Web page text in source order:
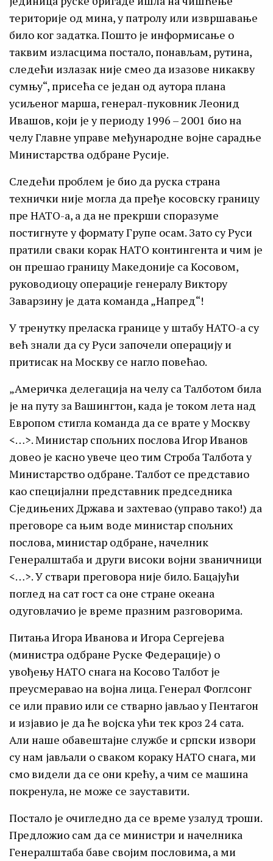
територије од мина, у патролу или извршавање
било ког задатка. Пошто је информисање о
таквим изласцима постало, понављам, рутина,
следећи излазак није смео да изазове никакву
сумњу“, присећа се један од аутора плана
усиљеног марша, генерал-пуковник Леонид
Ивашов, који је у периоду 1996 – 2001 био на
челу Главне управе међународне војне сарадње
Министарства одбране Русије.
Следећи проблем је био да руска страна
технички није могла да пређе косовску границу
пре НАТО-а, а да не прекрши споразуме
постигнуте у формату Групе осам. Зато су Руси
пратили сваки корак НАТО контингента и чим је
он прешао границу Македоније са Косовом,
руководиоцу операције генералу Виктору
Заварзину је дата команда „Напред“!
У тренутку преласка границе у штабу НАТО-а су
већ знали да су Руси започели операцију и
притисак на Москву се нагло повећао.
„Америчка делегација на челу са Талботом била
је на путу за Вашингтон, када је током лета над
Европом стигла команда да се врате у Москву
<…>. Министар спољних послова Игор Иванов
довео је касно увече цео тим Строба Талбота у
Министарство одбране. Талбот се представио
као специјални представник председника
Сједињених Држава и захтевао (управо тако!) да
преговоре са њим воде министар спољних
послова, министар одбране, начелник
Генералштаба и други високи војни званичници
<…>. У ствари преговора није било. Бацајући
поглед на сат гост са оне стране океана
одуговлачио је време празним разговорима.
Питања Игора Иванова и Игора Сергејева
(министра одбране Руске Федерације) о
увођењу НАТО снага на Косово Талбот је
преусмеравао на војна лица. Генерал Фоглсонг
се или правио или се стварно јављао у Пентагон
и изјавио је да ће војска ући тек кроз 24 сата.
Али наше обавештајне службе и српски извори
су нам јављали о сваком кораку НАТО снага, ми
смо видели да се они крећу, а чим се машина
покренула, не може се зауставити.
Постало је очигледно да се време узалуд троши.
Предложио сам да се министри и начелника
Генералштаба баве својим пословима, а ми